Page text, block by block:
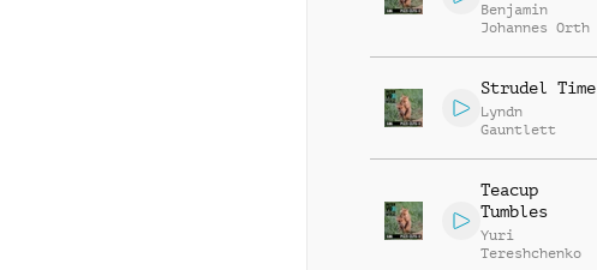
Benjamin
Johannes Orth
Strudel Time
Lyndn
Gauntlett
Teacup
Tumbles
Yuri
Tereshchenko